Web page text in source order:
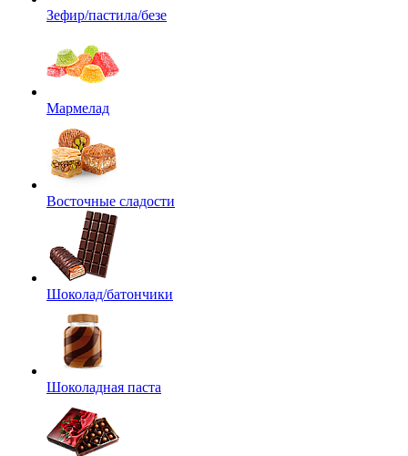
Зефир/пастила/безе
Мармелад
Восточные сладости
Шоколад/батончики
Шоколадная паста